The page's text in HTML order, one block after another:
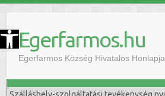
Eszköztár megnyitása Egerfarmos.hu
Egerfarmos Község Hivatalos Honlapja